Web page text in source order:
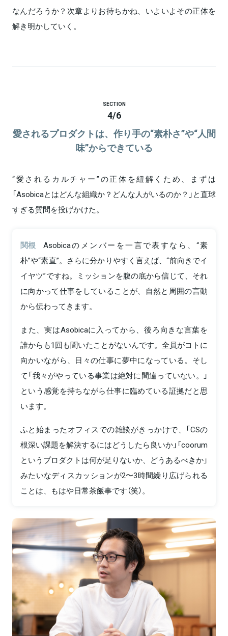
なんだろうか？次章よりお待ちかね、いよいよその正体を
解き明かしていく。
SECTION
4/6
愛されるプロダクトは、作り手の“素朴さ”や“人間
味”からできている
“愛されるカルチャー”の正体を紐解くため、まずは
「Asobicaとはどんな組織か？どんな人がいるのか？」と直球
すぎる質問を投げかけた。
関根
Asobicaのメンバーを一言で表すなら、“素
朴”や“素直”。さらに分かりやすく言えば、“前向きでイ
イヤツ”ですね。ミッションを腹の底から信じて、それ
に向かって仕事をしていることが、自然と周囲の言動
から伝わってきます。
また、実はAsobicaに入ってから、後ろ向きな言葉を
誰からも1回も聞いたことがないんです。全員がコトに
向かいながら、日々の仕事に夢中になっている。そし
て「我々がやっている事業は絶対に間違っていない。」
という感覚を持ちながら仕事に臨めている証拠だと思
います。
ふと始まったオフィスでの雑談がきっかけで、「CSの
根深い課題を解決するにはどうしたら良いか」「coorum
というプロダクトは何が足りないか、どうあるべきか」
みたいなディスカッションが2〜3時間繰り広げられる
ことは、もはや日常茶飯事です（笑）。